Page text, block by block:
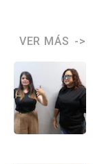
VER MÁS